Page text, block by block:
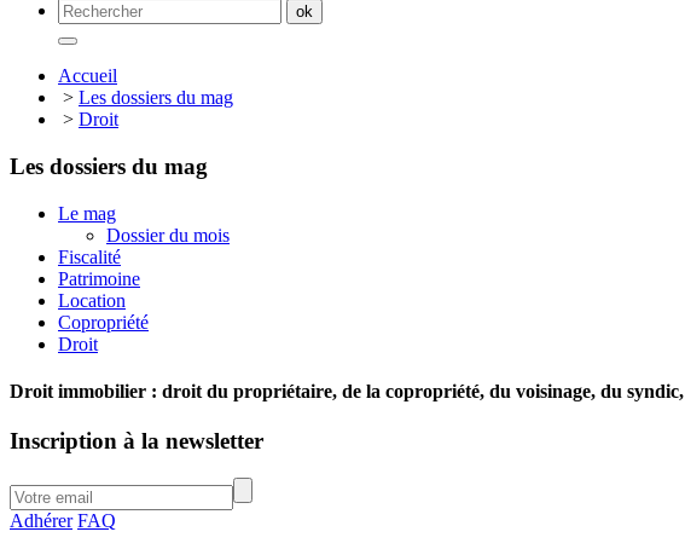
Accueil
> Les dossiers du mag
> Droit
Les dossiers du mag
Le mag
Dossier du mois
Fiscalité
Patrimoine
Location
Copropriété
Droit
Droit immobilier : droit du propriétaire, de la copropriété, du voisinage, du syndic,
Inscription à la newsletter
Adhérer FAQ